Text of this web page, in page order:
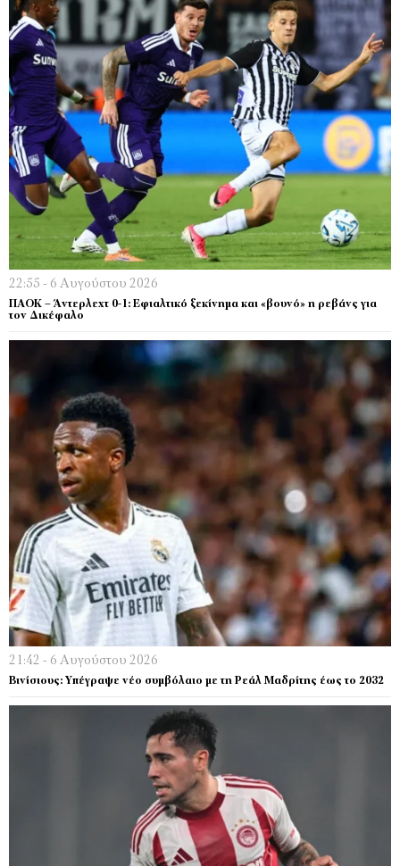
22:55 - 6 Αυγούστου 2026
ΠΑΟΚ – Άντερλεχτ 0-1: Εφιαλτικό ξεκίνημα και «βουνό» η ρεβάνς για
τον Δικέφαλο
21:42 - 6 Αυγούστου 2026
Βινίσιους: Υπέγραψε νέο συμβόλαιο με τη Ρεάλ Μαδρίτης έως το 2032